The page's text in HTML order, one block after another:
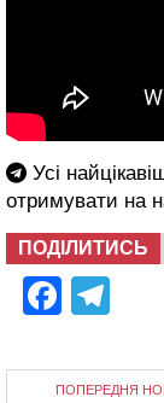
Усі
отримувати на
ПОДІЛИТИСЬ
ПОПЕРЕДНЯ